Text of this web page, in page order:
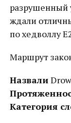
разрушенный
ждали
по хедволлу
Маршрут
Назвали
Категория